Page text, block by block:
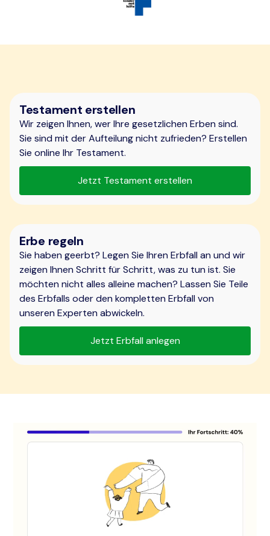
Testament erstellen
Wir zeigen Ihnen, wer Ihre gesetzlichen Erben sind.
Sie sind mit der Aufteilung nicht zufrieden? Erstellen
Sie online Ihr Testament.
Jetzt Testament erstellen
Erbe regeln
Sie haben geerbt? Legen Sie Ihren Erbfall an und wir
zeigen Ihnen Schritt für Schritt, was zu tun ist. Sie
möchten nicht alles alleine machen? Lassen Sie Teile
des Erbfalls oder den kompletten Erbfall von
unseren Experten abwickeln.
Jetzt Erbfall anlegen